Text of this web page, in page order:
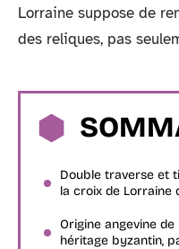
Lorraine suppose de
des reliques, pas
Double traverse et
la croix de Lorraine
Origine angevine
héritage byzantin,